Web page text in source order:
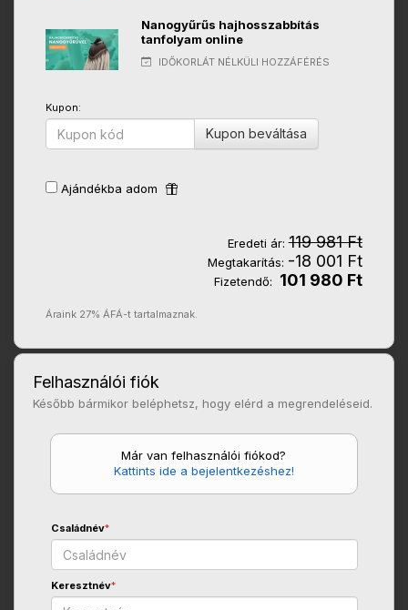
Nanogyűrűs hajhosszabbítás
tanfolyam online
IDŐKORLÁT NÉLKÜLI HOZZÁFÉRÉS
Kupon:
Kupon beváltása
Ajándékba adom
Eredeti ár:119 981 Ft
Megtakarítás: -18 001 Ft
Fizetendő: 101 980 Ft
Áraink 27% ÁFÁ-t tartalmaznak.
Felhasználói fiók
Később bármikor beléphetsz, hogy elérd a megrendeléseid.
Már van felhasználói fiókod?
Kattints ide a bejelentkezéshez!
Családnév*
Keresztnév*